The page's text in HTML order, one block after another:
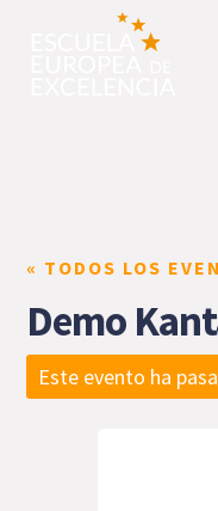
« TODOS LOS
Demo
Este evento ha